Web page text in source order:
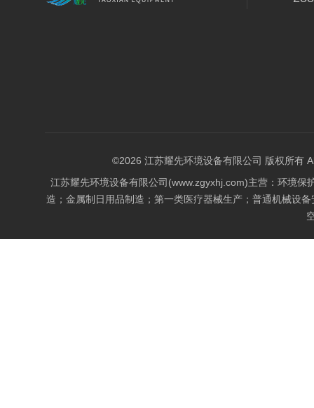
©2026 江苏耀先环境设备有限公司 版权所有
江苏耀先环境设备有限公司(www.zgyxhj.com)主营：环境
造；金属制日用品制造；第一类医疗器械生产；普通机械设